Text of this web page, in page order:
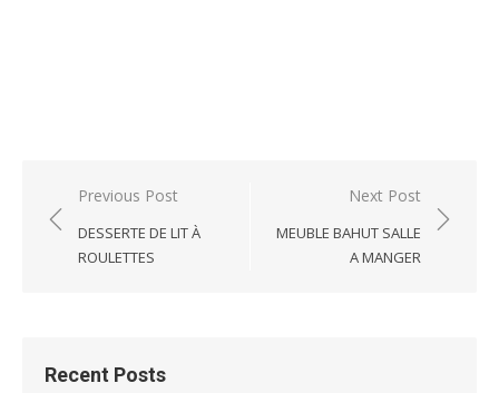
Post
navigation
Previous Post
DESSERTE DE LIT À
ROULETTES
Next Post
MEUBLE BAHUT SALLE
A MANGER
Recent Posts